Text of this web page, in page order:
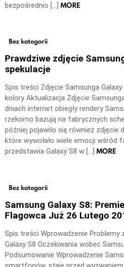
bezpośrednio […] MORE
Bez kategorii
Prawdziwe zdjęcie
spekulacje
Spis treści Zdjęcie Samsunga Galaxy
kolory Aktualizacja Zdjęcie
dniach internet obiegły rendery
rzekomo bazują na fabrycznych
później pojawiło się również zdjęcie
które wywołało wiele emocji wśród
przedstawia Galaxy S8 w […] MORE
Bez kategorii
Samsung Galaxy S8:
Flagowca Już 26 Lutego
Spis treści Wprowadzenie Problemy
Galaxy S8 Oczekiwania wobec
Podsumowanie Wprowadzenie